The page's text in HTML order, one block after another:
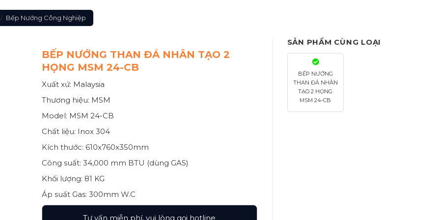
/ Bếp Nướng Công Nghiệp
BẾP NƯỚNG THAN ĐÁ NHÂN TẠO 2
HỌNG MSM 24-CB
Xuất xứ: Malaysia
Thương hiệu: MSM
Model: MSM 24-CB
Chất liệu: Inox 304
Kích thước: 610x760x350mm
Công suất: 34,000 mm BTU (dùng GAS)
Khối lượng: 81 KG
Áp suất Gas: 300mm W.C
Tư vấn miễn phí, vui lòng gọi hotline
SẢN PHẨM CÙNG LOẠI
BẾP NƯỚNG
THAN ĐÁ NHÂN
TẠO 2 HỌNG
MSM 24-CB